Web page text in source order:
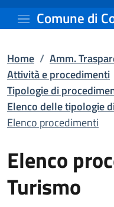
Vai al contenuto
Elenco
Comune di
Home / Amm.
Attività e procedimenti
Tipologie di
Elenco delle tipologie
Elenco procedimenti
Elenco
Turismo